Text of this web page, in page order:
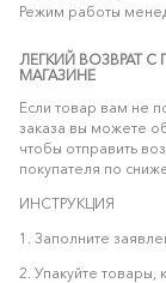
Режим работы
ЛЕГКИЙ ВОЗВРАТ
МАГАЗИНЕ
Если товар вам не
заказа вы можете
чтобы отправить
покупателя по
ИНСТРУКЦИЯ
1. Заполните
2. Упакуйте